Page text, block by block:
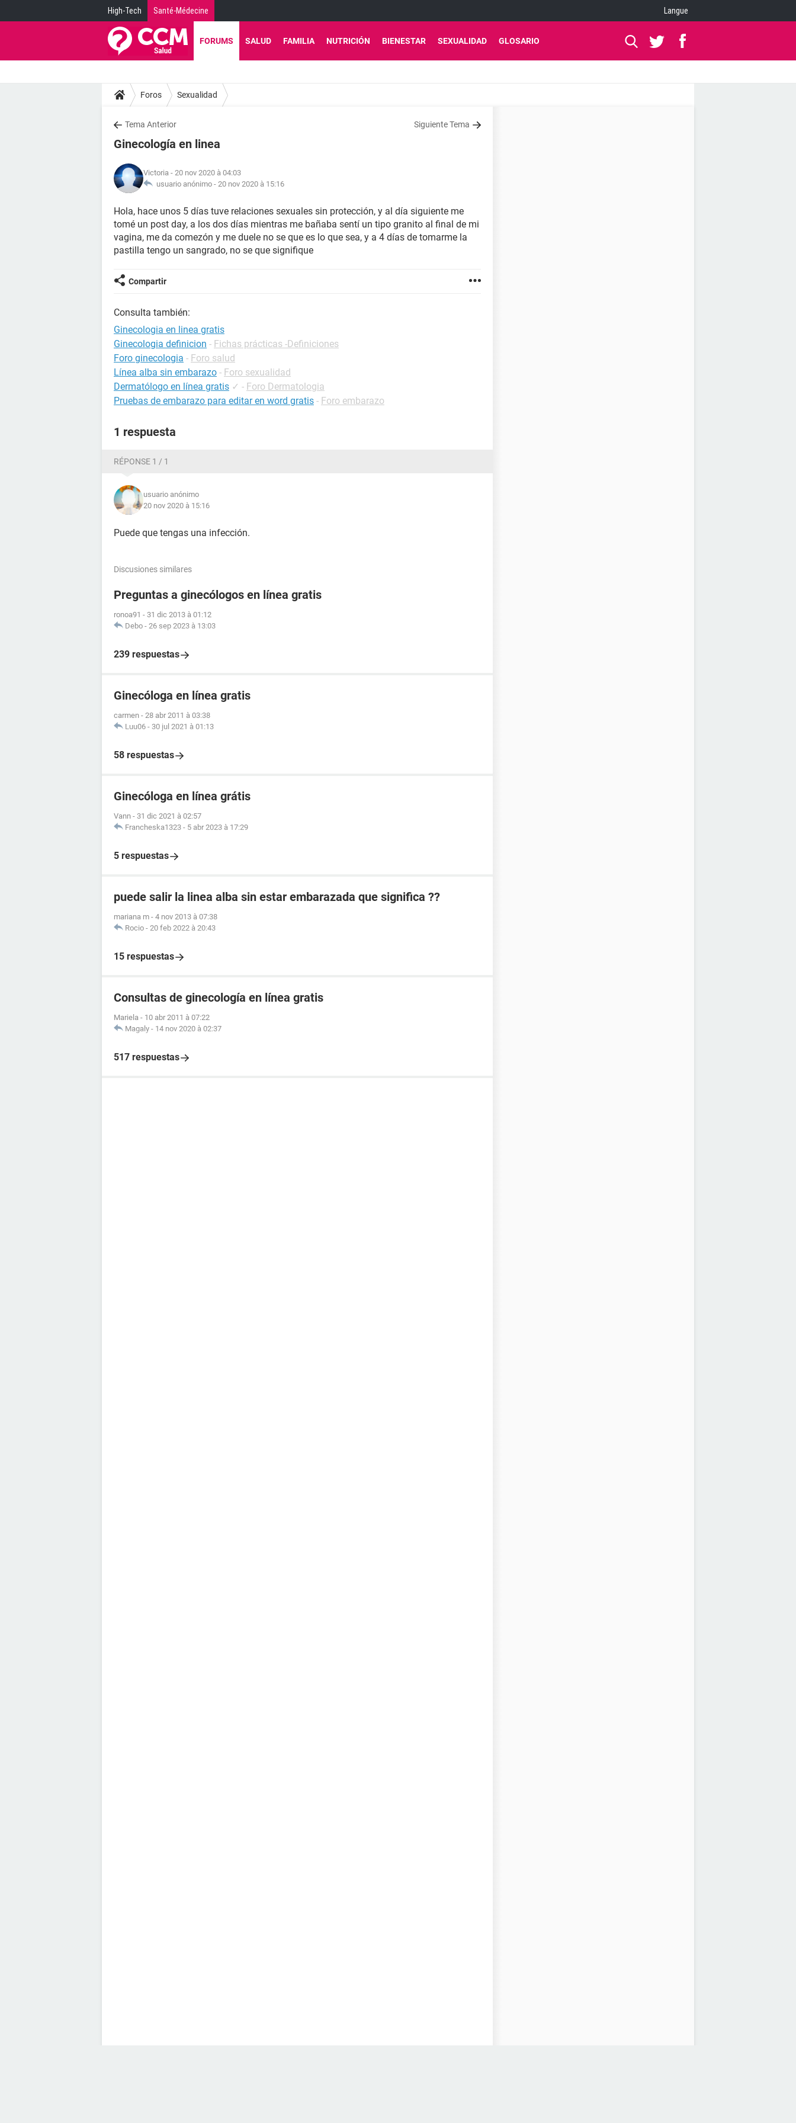
High-Tech Santé-Médecine Langue
FORUMS SALUD FAMILIA NUTRICIÓN BIENESTAR SEXUALIDAD GLOSARIO
Foros Sexualidad
Tema Anterior Siguiente Tema
Ginecología en linea
Victoria - 20 nov 2020 à 04:03
usuario anónimo - 20 nov 2020 à 15:16
Hola, hace unos 5 días tuve relaciones sexuales sin protección, y al día siguiente me
tomé un post day, a los dos días mientras me bañaba sentí un tipo granito al final de mi
vagina, me da comezón y me duele no se que es lo que sea, y a 4 días de tomarme la
pastilla tengo un sangrado, no se que signifique
Compartir
Consulta también:
Ginecologia en linea gratis
Ginecologia definicion - Fichas prácticas -Definiciones
Foro ginecologia - Foro salud
Línea alba sin embarazo - Foro sexualidad
Dermatólogo en línea gratis ✓ - Foro Dermatologia
Pruebas de embarazo para editar en word gratis - Foro embarazo
1 respuesta
RÉPONSE 1 / 1
usuario anónimo
20 nov 2020 à 15:16
Puede que tengas una infección.
Discusiones similares
Preguntas a ginecólogos en línea gratis
ronoa91 - 31 dic 2013 à 01:12
Debo - 26 sep 2023 à 13:03
239 respuestas
Ginecóloga en línea gratis
carmen - 28 abr 2011 à 03:38
Luu06 - 30 jul 2021 à 01:13
58 respuestas
Ginecóloga en línea grátis
Vann - 31 dic 2021 à 02:57
Francheska1323 - 5 abr 2023 à 17:29
5 respuestas
puede salir la linea alba sin estar embarazada que significa ??
mariana m - 4 nov 2013 à 07:38
Rocio - 20 feb 2022 à 20:43
15 respuestas
Consultas de ginecología en línea gratis
Mariela - 10 abr 2011 à 07:22
Magaly - 14 nov 2020 à 02:37
517 respuestas